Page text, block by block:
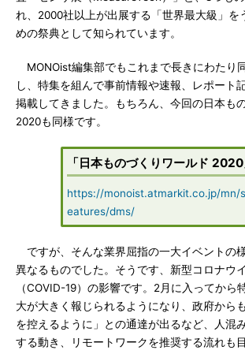
れ、2000社以上が出展する「世界最大級」を
めの祭典として知られています。
MONOist編集部でもこれまで長きにわたり
し、特集を組んで事前情報や速報、レポート
掲載してきました。もちろん、今回の日本も
2020も同様です。
「日本ものづくりワールド
https://monoist.atmarkit.co.jp/mn/
eatures/dms/
ですが、そんな業界屈指の一大イベントの
異なるものでした。そうです、新型コロナウ
（COVID-19）の影響です。2月に入ってから
大が大きく報じられるようになり、政府から
を控えるように」との通達が出るなど、人混
する動き、リモートワークを推奨する流れも